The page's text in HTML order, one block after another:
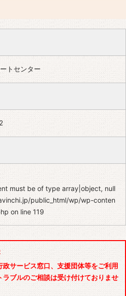
トセンター
must be of type array|object, null
public_html/wp/wp-conten
on line119
サービス窓口、支援団体等をご利用
ブルのご相談は受け付けておりませ